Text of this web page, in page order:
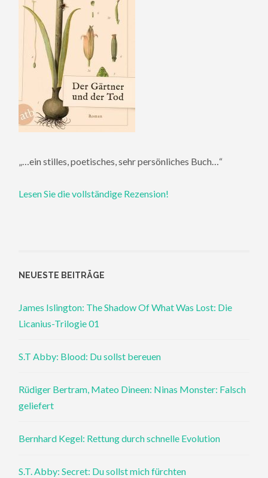
„…ein stilles, poetisches, sehr persönliches Buch…“
Lesen Sie die vollständige Rezension!
NEUESTE BEITRÄGE
James Islington: The Shadow Of What Was Lost: Die
Licanius-Trilogie 01
S.T Abby: Blood: Du sollst bereuen
Rüdiger Bertram, Mateo Dineen: Ninas Monster: Falsch
geliefert
Bernhard Kegel: Rettung durch schnelle Evolution
S.T. Abby: Secret: Du sollst mich fürchten